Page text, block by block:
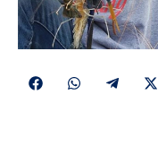
Share
Share
Share